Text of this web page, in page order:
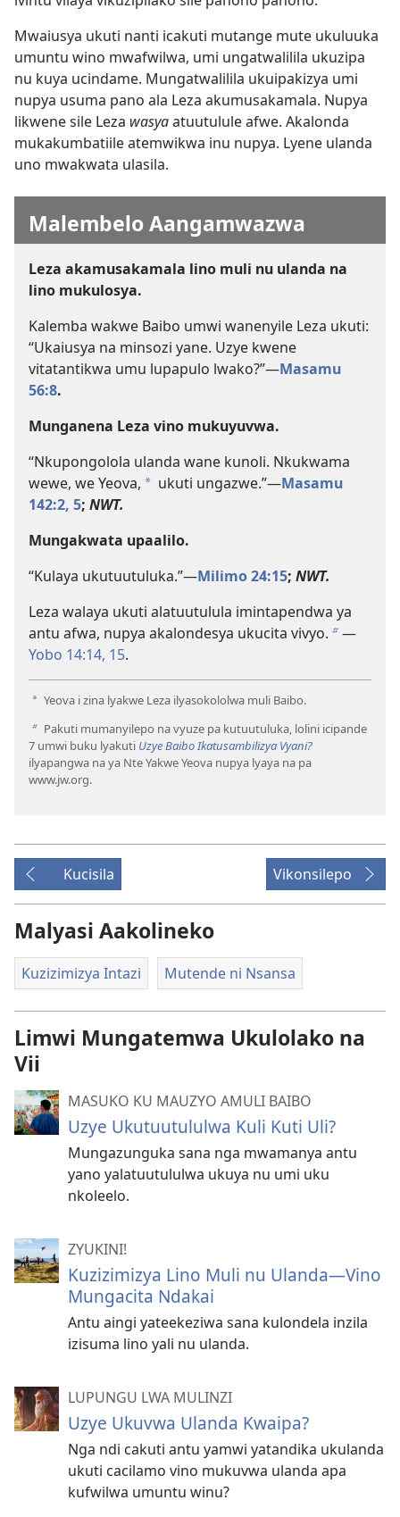
Mwaiusya ukuti nanti icakuti mutange mute ukuluuka
umuntu wino mwafwilwa, umi ungatwalilila ukuzipa
nu kuya ucindame. Mungatwalilila ukuipakizya umi
nupya usuma pano ala Leza akumusakamala. Nupya
likwene sile Leza wasyaatuutulule afwe. Akalonda
mukakumbatiile atemwikwa inu nupya. Lyene ulanda
uno mwakwata ulasila.
Malembelo Aangamwazwa
Leza akamusakamala lino muli nu ulanda na
lino mukulosya.
Kalemba wakwe Baibo umwi wanenyile Leza ukuti:
“Ukaiusya na minsozi yane. Uzye kwene
vitatantikwa umu lupapulo lwako?”—Masamu
56:8.
Munganena Leza vino mukuyuvwa.
“Nkupongolola ulanda wane kunoli. Nkukwama
wewe, we Yeova, a ukuti ungazwe.”—Masamu
142:2, 5; NWT.
Mungakwata upaalilo.
“Kulaya ukutuutuluka.”—Milimo 24:15; NWT.
Leza walaya ukuti alatuutulula imintapendwa ya
antu afwa, nupya akalondesya ukucita vivyo. b—
Yobo 14:14, 15.
a Yeova i zina lyakwe Leza ilyasokololwa muli Baibo.
b Pakuti mumanyilepo na vyuze pa kutuutuluka, lolini icipande
7 umwi buku lyakuti Uzye Baibo Ikatusambilizya Vyani?
ilyapangwa na ya Nte Yakwe Yeova nupya lyaya na pa
www.jw.org.
Kucisila Vikonsilepo
Malyasi Aakolineko
Kuzizimizya Intazi Mutende ni Nsansa
Limwi Mungatemwa Ukulolako na
Vii
MASUKO KU MAUZYO AMULI BAIBO
Uzye Ukutuutululwa Kuli Kuti Uli?
Mungazunguka sana nga mwamanya antu
yano yalatuutululwa ukuya nu umi uku
nkoleelo.
ZYUKINI!
Kuzizimizya Lino Muli nu Ulanda—Vino
Mungacita Ndakai
Antu aingi yateekeziwa sana kulondela inzila
izisuma lino yali nu ulanda.
LUPUNGU LWA MULINZI
Uzye Ukuvwa Ulanda Kwaipa?
Nga ndi cakuti antu yamwi yatandika ukulanda
ukuti cacilamo vino mukuvwa ulanda apa
kufwilwa umuntu winu?